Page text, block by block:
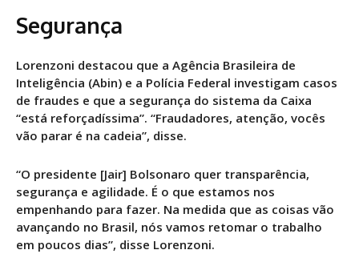
Segurança
Lorenzoni destacou que a Agência Brasileira de
Inteligência (Abin) e a Polícia Federal investigam casos
de fraudes e que a segurança do sistema da Caixa
“está reforçadíssima”. “Fraudadores, atenção, vocês
vão parar é na cadeia”, disse.
“O presidente [Jair] Bolsonaro quer transparência,
segurança e agilidade. É o que estamos nos
empenhando para fazer. Na medida que as coisas vão
avançando no Brasil, nós vamos retomar o trabalho
em poucos dias”, disse Lorenzoni.